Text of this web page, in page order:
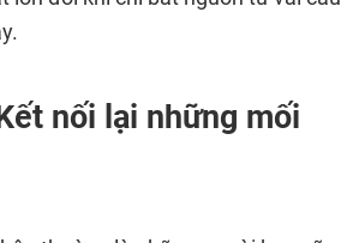
nối lại những mối